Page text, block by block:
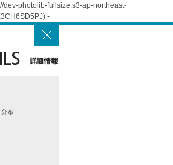
dev-photolib-fullsize.s3-ap-northeast-
-
布